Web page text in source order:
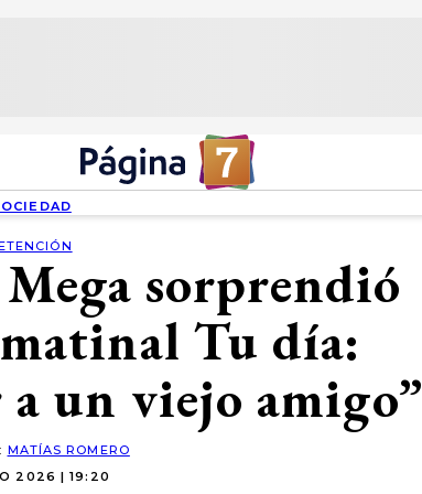
sorprendió
Tu día:
a un viejo amigo”
MATÍAS ROMERO
2026 | 19:20